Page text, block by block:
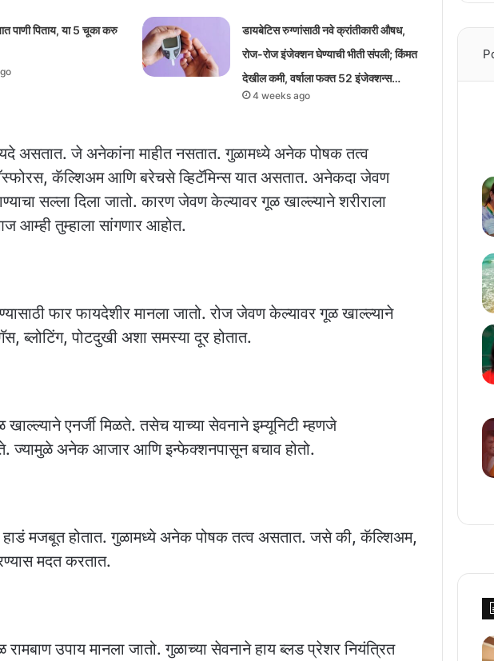
पाणी पिताय, या 5 चूका करु
डायबेटिस रुग्णांसाठी नवे क्रांतीकारी औषध,
रोज-रोज इंजेक्शन घेण्याची भीती संपली; किंमत
देखील कमी, वर्षाला फक्त 52 इंजेक्शन्स…
4 weeks ago
असतात. जे अनेकांना माहीत नसतात. गुळामध्ये अनेक पोषक तत्व
कॅल्शिअम आणि बरेचसे व्हिटॅमिन्स यात असतात. अनेकदा जेवण
सल्ला दिला जातो. कारण जेवण केल्यावर गूळ खाल्ल्याने शरीराला
तुम्हाला सांगणार आहोत.
फार फायदेशीर मानला जातो. रोज जेवण केल्यावर गूळ खाल्ल्याने
ब्लोटिंग, पोटदुखी अशा समस्या दूर होतात.
एनर्जी मिळते. तसेच याच्या सेवनाने इम्यूनिटी म्हणजे
ज्यामुळे अनेक आजार आणि इन्फेक्शनपासून बचाव होतो.
मजबूत होतात. गुळामध्ये अनेक पोषक तत्व असतात. जसे की, कॅल्शिअम,
मदत करतात.
उपाय मानला जातो. गुळाच्या सेवनाने हाय ब्लड प्रेशर नियंत्रित